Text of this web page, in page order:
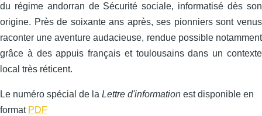
du régime andorran de Sécurité sociale, informatisé dès son
origine. Près de soixante ans après, ses pionniers sont venus
raconter une aventure audacieuse, rendue possible notamment
grâce à des appuis français et toulousains dans un contexte
local très réticent.
Le numéro spécial de la Lettre d'information est disponible en
format PDF